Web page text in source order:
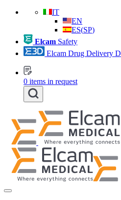
IT
EN
ES(SP)
Elcam Safety
Elcam Drug Delivery
0 items in request